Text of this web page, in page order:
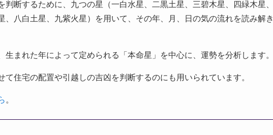
判断するために、九つの星（一白水星、二黒土星、三碧木星、四緑木星、
、八白土星、九紫火星）を用いて、その年、月、日の気の流れを読み解き
生まれた年によって定められる「本命星」を中心に、運勢を分析します。
て住宅の配置や引越しの吉凶を判断するのにも用いられています。
。